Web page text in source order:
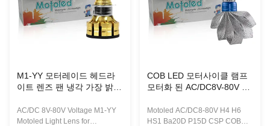
M1-YY 모터레이드 헤드라
이트 렌즈 팬 냉각 가장 밝은
AC/DC 8V-80V Voltage M1-YY
Motoled Light Lens for
COB LED 모터사이클 램프
모터화 된 AC/DC8V-80V H4
Motoled AC/DC8-80V H4 H6
HS1 Ba20D P15D CSP COB